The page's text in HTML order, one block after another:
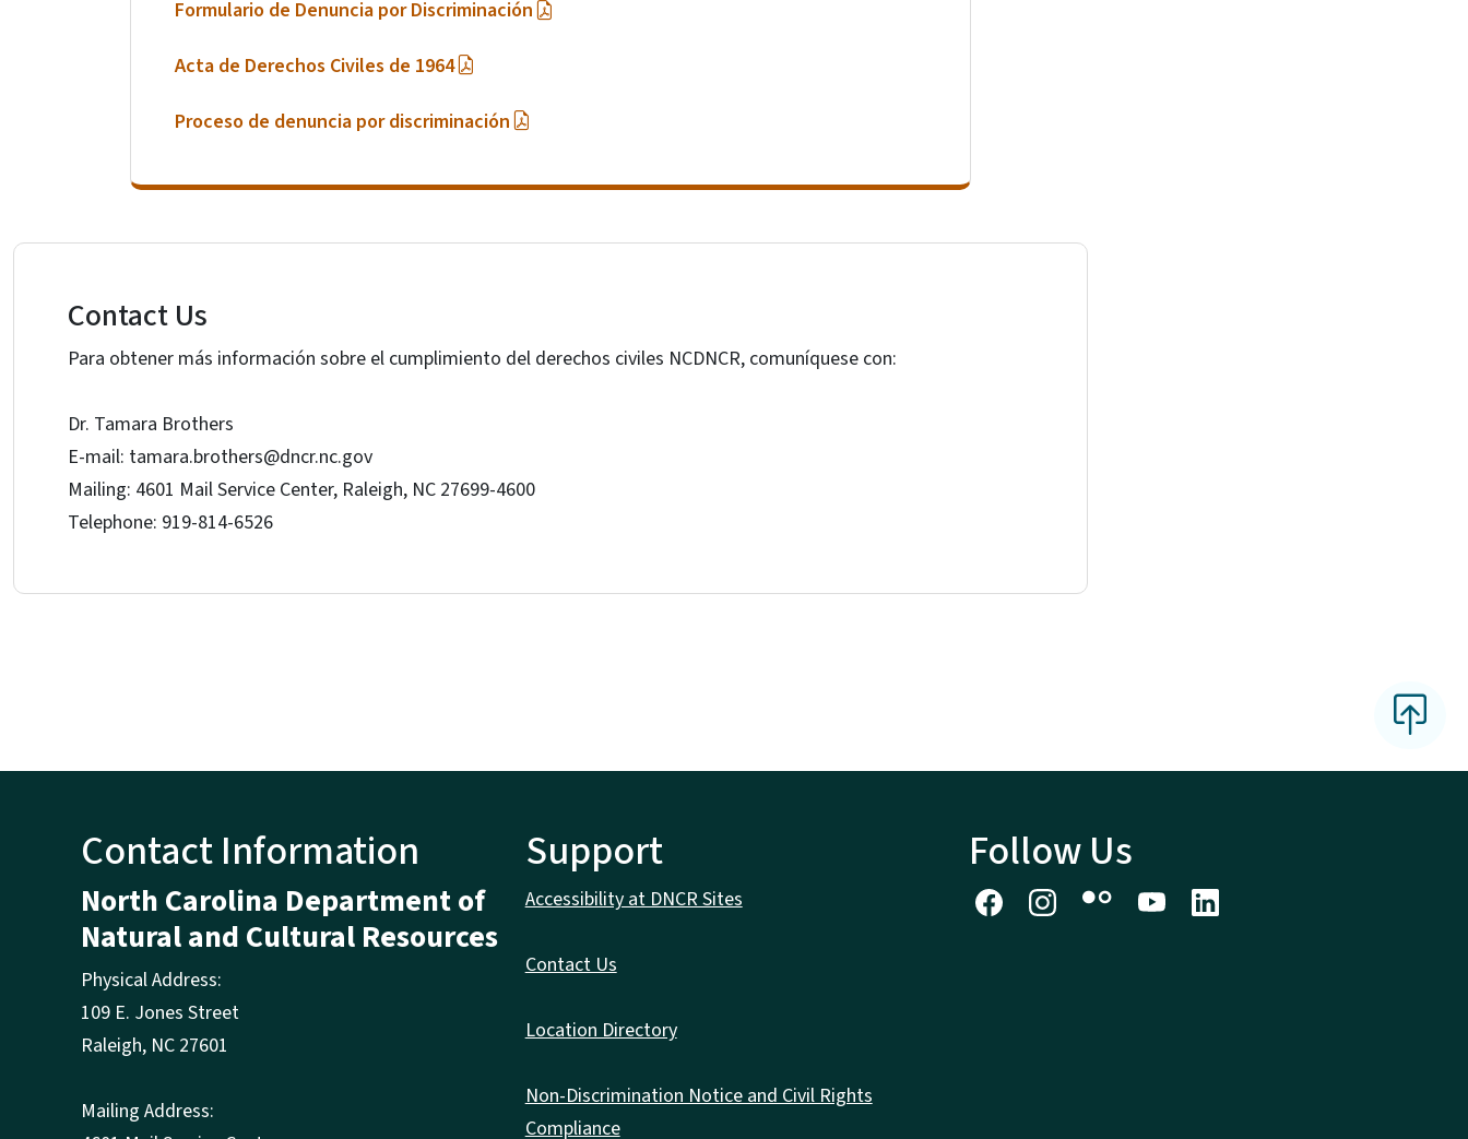
Formulario de Denuncia por Discriminación
Acta de Derechos Civiles de 1964
Proceso de denuncia por discriminación
Contact Us
Para obtener más información sobre el cumplimiento del derechos civiles NCDNCR, comuníquese con:
Dr. Tamara Brothers
E-mail: tamara.brothers@dncr.nc.gov
Mailing: 4601 Mail Service Center, Raleigh, NC 27699-4600
Telephone: 919-814-6526
Contact Information
North Carolina Department of
Natural and Cultural Resources
Physical Address:
109 E. Jones Street
Raleigh, NC 27601
Mailing Address:
Support
Accessibility at DNCR Sites
Contact Us
Location Directory
Non-Discrimination Notice and Civil Rights
Compliance
Follow Us